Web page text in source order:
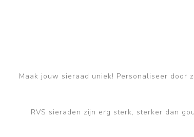
Maak jouw sieraad uniek! Personaliseer
RVS sieraden zijn erg sterk, sterker dan